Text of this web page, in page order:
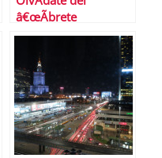
â€œÃbrete
SÃ©samoâ€,
â€œConcÃ©deme un
prÃ©stamoâ€ y
Â¡sanseacabÃ³! tu
deuda